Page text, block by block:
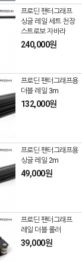
프로딘 팬터그래프
싱글 레일 세트 천장
스트로보 자바라
240,000원
프로딘 팬터그래프용
더블 레일 3m
132,000원
프로딘 팬터그래프용
싱글 레일 2m
49,000원
프로딘 팬터그래프
레일 더블 롤러
39,000원